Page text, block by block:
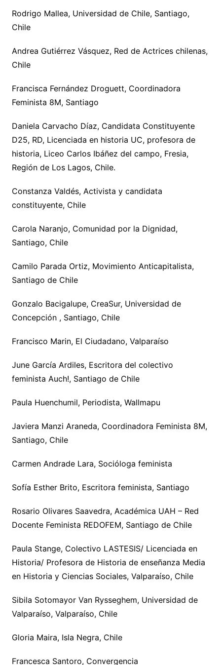
Rodrigo Mallea, Universidad de Chile, Santiago,
Chile
Andrea Gutiérrez Vásquez, Red de Actrices chilenas,
Chile
Francisca Fernández Droguett, Coordinadora
Feminista 8M, Santiago
Daniela Carvacho Díaz, Candidata Constituyente
D25, RD, Licenciada en historia UC, profesora de
historia, Liceo Carlos Ibáñez del campo, Fresia,
Región de Los Lagos, Chile.
Constanza Valdés, Activista y candidata
constituyente, Chile
Carola Naranjo, Comunidad por la Dignidad,
Santiago, Chile
Camilo Parada Ortiz, Movimiento Anticapitalista,
Santiago de Chile
Gonzalo Bacigalupe, CreaSur, Universidad de
Concepción , Santiago, Chile
Francisco Marin, El Ciudadano, Valparaíso
June García Ardiles, Escritora del colectivo
feminista Auch!, Santiago de Chile
Paula Huenchumil, Periodista, Wallmapu
Javiera Manzi Araneda, Coordinadora Feminista 8M,
Santiago, Chile
Carmen Andrade Lara, Socióloga feminista
Sofía Esther Brito, Escritora feminista, Santiago
Rosario Olivares Saavedra, Académica UAH – Red
Docente Feminista REDOFEM, Santiago de Chile
Paula Stange, Colectivo LASTESIS/ Licenciada en
Historia/ Profesora de Historia de enseñanza Media
en Historia y Ciencias Sociales, Valparaíso, Chile
Sibila Sotomayor Van Rysseghem, Universidad de
Valparaíso, Valparaíso, Chile
Gloria Maira, Isla Negra, Chile
Francesca Santoro, Convergencia